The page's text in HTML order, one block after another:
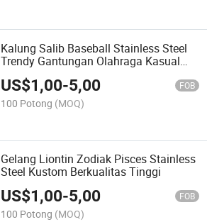
Kalung Salib Baseball Stainless Steel
Trendy Gantungan Olahraga Kasual
untuk Pria Wanita
US$1,00-5,00 FOB
100 Potong (MOQ)
Gelang Liontin Zodiak Pisces Stainless
Steel Kustom Berkualitas Tinggi
US$1,00-5,00 FOB
100 Potong (MOQ)